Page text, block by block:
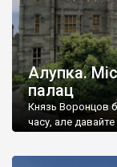
Алупка.
палац
Князь Воронцов
часу, але